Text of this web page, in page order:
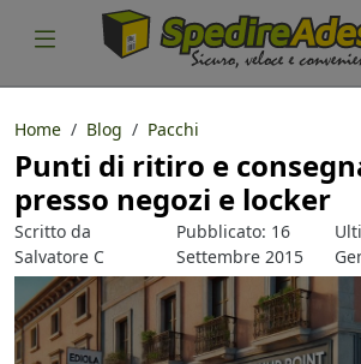
cosa spedire
Pacco
Nazione partenza
Home Blog Pacchi
Punti di ritiro e
presso negozi e locker
Scritto da
Salvatore C
Parlacino
Pubblicato: 16
Settembre 2015